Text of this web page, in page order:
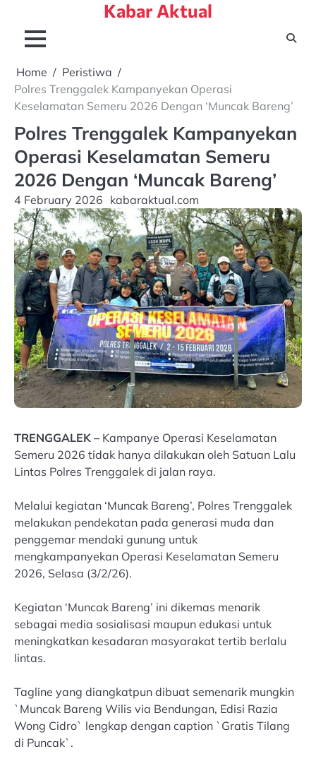
content
Kabar Aktual
Home
Peristiwa
Polres Trenggalek Kampanyekan Operasi
Keselamatan Semeru 2026 Dengan ‘Muncak Bareng’
Polres Trenggalek Kampanyekan
Operasi Keselamatan Semeru
2026 Dengan ‘Muncak Bareng’
4 February 2026 kabaraktual.com
TRENGGALEK –Kampanye Operasi Keselamatan
Semeru 2026 tidak hanya dilakukan oleh Satuan Lalu
Lintas Polres Trenggalek di jalan raya.
Melalui kegiatan ‘Muncak Bareng’, Polres Trenggalek
melakukan pendekatan pada generasi muda dan
penggemar mendaki gunung untuk
mengkampanyekan Operasi Keselamatan Semeru
2026, Selasa (3/2/26).
Kegiatan ‘Muncak Bareng’ ini dikemas menarik
sebagai media sosialisasi maupun edukasi untuk
meningkatkan kesadaran masyarakat tertib berlalu
lintas.
Tagline yang diangkatpun dibuat semenarik mungkin
`Muncak Bareng Wilis via Bendungan, Edisi Razia
Wong Cidro` lengkap dengan caption `Gratis Tilang
di Puncak`.